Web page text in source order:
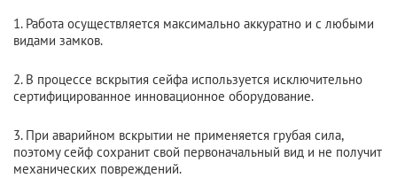
1. Работа осуществляется максимально аккуратно и с любыми
видами замков.
2. В процессе вскрытия сейфа используется исключительно
сертифицированное инновационное оборудование.
3. При аварийном вскрытии не применяется грубая сила,
поэтому сейф сохранит свой первоначальный вид и не получит
механических повреждений.